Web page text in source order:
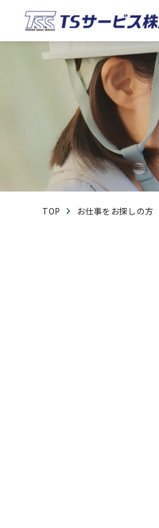
TOP お仕事をお探しの方